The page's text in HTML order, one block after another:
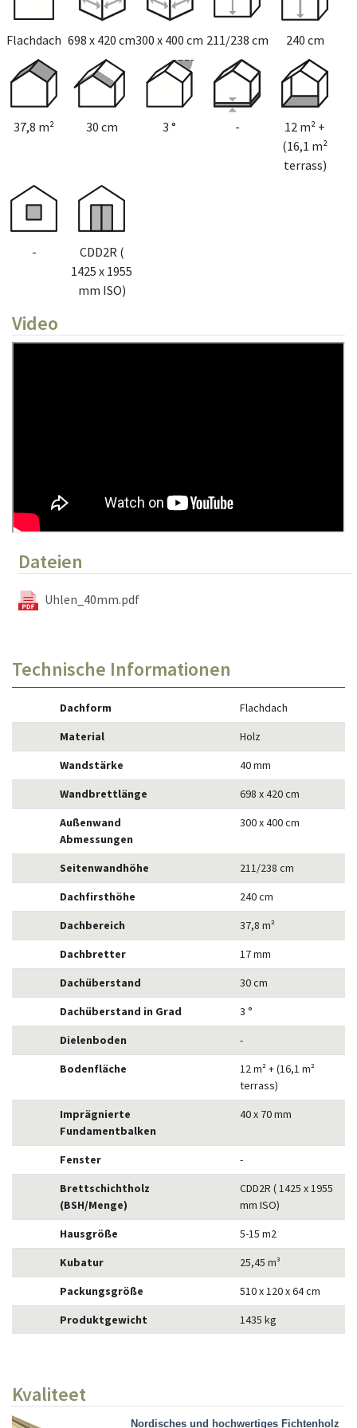
Kvaliteet
Nordisches und hochwertiges Fichtenholz
Flachdach 698 x 420 cm300 x 400 cm 211/238 cm 240 cm
37,8 m² 30 cm 3 ° -
12 m² +
(16,1 m²
terrass)
-
CDD2R (
1425 x 1955
mm ISO)
Video
Dateien
Uhlen_40mm.pdf
Technische Informationen
Dachform
Flachdach
Material
Holz
Wandstärke
40 mm
Wandbrettlänge
698 x 420 cm
Außenwand
Abmessungen
300 x 400 cm
Seitenwandhöhe
211/238 cm
Dachfirsthöhe
240 cm
Dachbereich
37,8 m²
Dachbretter
17 mm
Dachüberstand
30 cm
Dachüberstand in Grad
3 °
Dielenboden
-
Bodenfläche
12 m² + (16,1 m²
terrass)
Imprägnierte
Fundamentbalken
40 x 70 mm
Fenster
-
Brettschichtholz
(BSH/Menge)
CDD2R ( 1425 x 1955
mm ISO)
Hausgröße
5-15 m2
Kubatur
25,45 m³
Packungsgröße
510 x 120 x 64 cm
Produktgewicht
1435 kg